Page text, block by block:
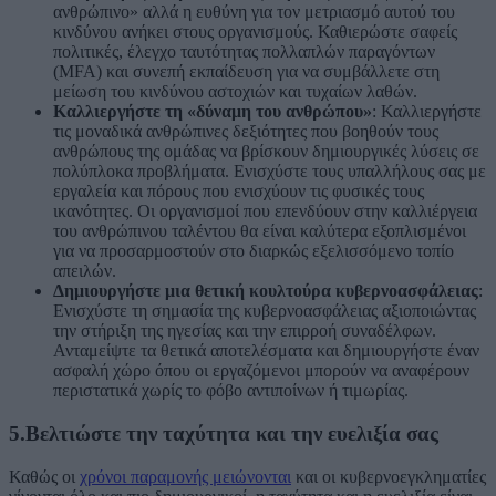
ανθρώπινο» αλλά η ευθύνη για τον μετριασμό αυτού του
κινδύνου ανήκει στους οργανισμούς. Καθιερώστε σαφείς
πολιτικές, έλεγχο ταυτότητας πολλαπλών παραγόντων
(MFA) και συνεπή εκπαίδευση για να συμβάλλετε στη
μείωση του κινδύνου αστοχιών και τυχαίων λαθών.
Καλλιεργήστε τη «δύναμη του ανθρώπου»: Καλλιεργήστε
τις μοναδικά ανθρώπινες δεξιότητες που βοηθούν τους
ανθρώπους της ομάδας να βρίσκουν δημιουργικές λύσεις σε
πολύπλοκα προβλήματα. Ενισχύστε τους υπαλλήλους σας με
εργαλεία και πόρους που ενισχύουν τις φυσικές τους
ικανότητες. Οι οργανισμοί που επενδύουν στην καλλιέργεια
του ανθρώπινου ταλέντου θα είναι καλύτερα εξοπλισμένοι
για να προσαρμοστούν στο διαρκώς εξελισσόμενο τοπίο
απειλών.
Δημιουργήστε μια θετική κουλτούρα κυβερνοασφάλειας:
Ενισχύστε τη σημασία της κυβερνοασφάλειας αξιοποιώντας
την στήριξη της ηγεσίας και την επιρροή συναδέλφων.
Ανταμείψτε τα θετικά αποτελέσματα και δημιουργήστε έναν
ασφαλή χώρο όπου οι εργαζόμενοι μπορούν να αναφέρουν
περιστατικά χωρίς το φόβο αντιποίνων ή τιμωρίας.
5.Βελτιώστε την ταχύτητα και την ευελιξία σας
Καθώς οι χρόνοι παραμονής μειώνονται και οι κυβερνοεγκληματίες